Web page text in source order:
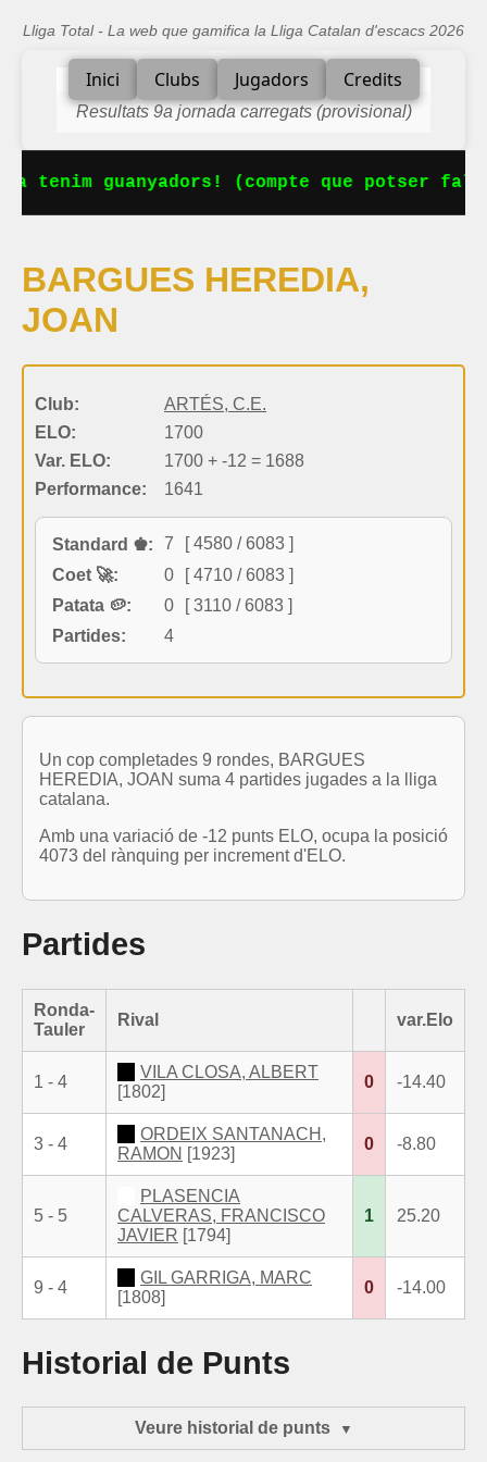
Lliga Total - La web que gamifica la Lliga Catalan d'escacs 2026
Inici Clubs Jugadors Credits
Resultats 9a jornada carregats (provisional)
tenim guanyadors! (compte que potser
BARGUES HEREDIA,
JOAN
Club:
ARTÉS, C.E.
ELO:
1700
Var. ELO:
1700 + -12 = 1688
Performance:
1641
Standard ♚: 7
[ 4580 / 6083 ]
Coet 🚀:
0
[ 4710 / 6083 ]
Patata 🥔:
0
[ 3110 / 6083 ]
Partides:
4
Un cop completades 9 rondes, BARGUES
HEREDIA, JOAN suma 4 partides jugades a la lliga
catalana.
Amb una variació de -12 punts ELO, ocupa la posició
4073 del rànquing per increment d'ELO.
Partides
Ronda-
Tauler
Rival var.Elo
1 - 4
VILA CLOSA, ALBERT
[1802]
0 -14.40
3 - 4
ORDEIX SANTANACH,
RAMON [1923]
0 -8.80
5 - 5
PLASENCIA
CALVERAS, FRANCISCO
JAVIER [1794]
1 25.20
9 - 4
GIL GARRIGA, MARC
[1808]
0 -14.00
Historial de Punts
Veure historial de punts